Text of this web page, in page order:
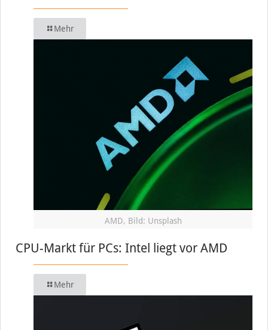
Mehr
AMD, Bild: Unsplash
CPU-Markt für PCs: Intel liegt vor AMD
Mehr